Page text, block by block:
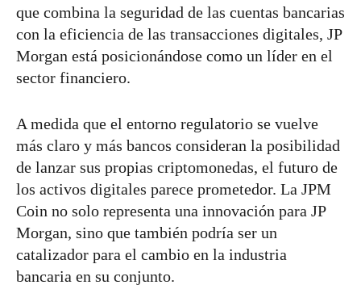
que combina la seguridad de las cuentas bancarias
con la eficiencia de las transacciones digitales, JP
Morgan está posicionándose como un líder en el
sector financiero.
A medida que el entorno regulatorio se vuelve
más claro y más bancos consideran la posibilidad
de lanzar sus propias criptomonedas, el futuro de
los activos digitales parece prometedor. La JPM
Coin no solo representa una innovación para JP
Morgan, sino que también podría ser un
catalizador para el cambio en la industria
bancaria en su conjunto.